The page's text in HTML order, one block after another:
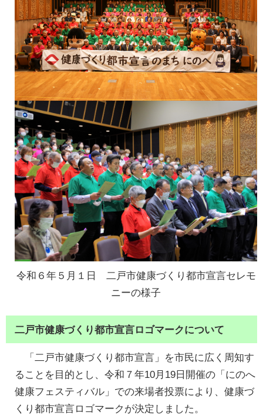
令和６年５月１日 二戸市健康づくり都市宣言セレモ
ニーの様子
二戸市健康づくり都市宣言ロゴマークについて
「二戸市健康づくり都市宣言」を市民に広く周知す
ることを目的とし、令和７年10月19日開催の「にのへ
健康フェスティバル」での来場者投票により、健康づ
くり都市宣言ロゴマークが決定しました。